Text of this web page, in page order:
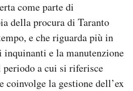
come parte di
della procura di Taranto
e che riguarda più in
inquinanti e la manutenzione
a cui si riferisce
coinvolge la gestione dell’ex